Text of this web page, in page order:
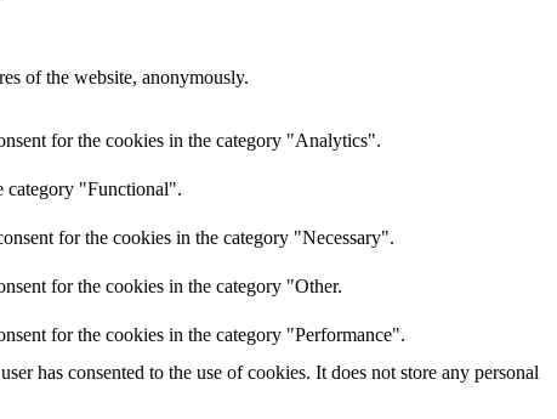
of the website, anonymously.
for the cookies in the category "Analytics".
category "Functional".
for the cookies in the category "Necessary".
for the cookies in the category "Other.
for the cookies in the category "Performance".
has consented to the use of cookies. It does not store any personal